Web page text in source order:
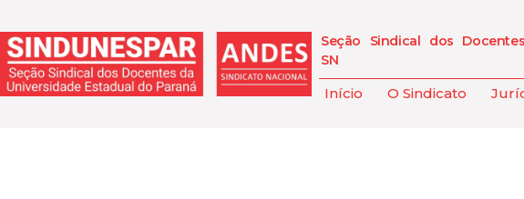
Seção Sindical dos
SN
Início O Sindicato